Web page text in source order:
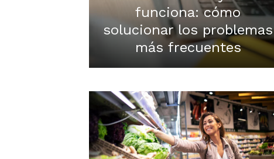
funciona: cómo
solucionar los problemas
más frecuentes